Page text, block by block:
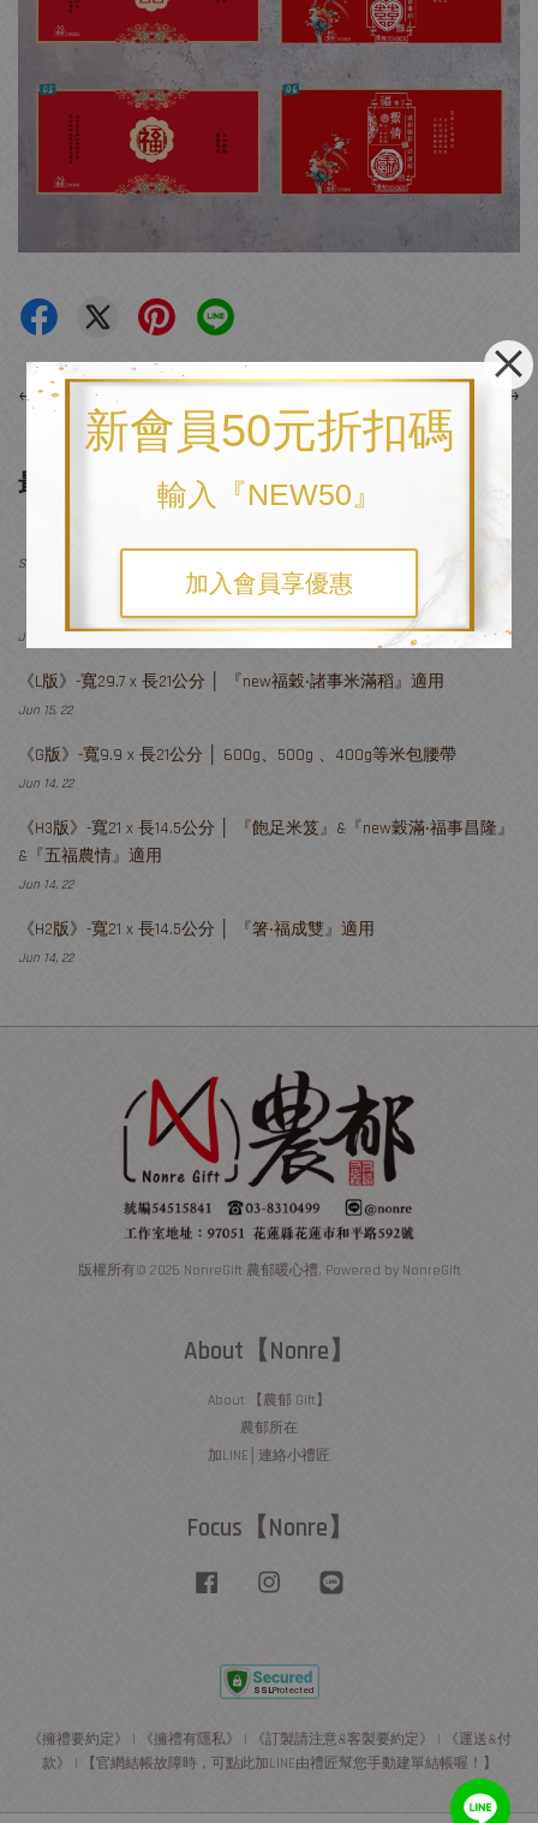
新會員50元折扣碼
輸入『NEW50』
加入會員享優惠
←上一頁 →
最新文章
《F-4版》-寬7 x 長21公分│ 『農庄手札』&『NEW豐溢足食』款適用
Sep 08, 22
Jun 15, 22
《L版》-寬29.7 x 長21公分 │ 『new福穀‧諸事米滿稻』適用
Jun 15, 22
《G版》-寬9.9 x 長21公分 │ 600g、500g 、400g等米包腰帶
Jun 14, 22
《H3版》-寬21 x 長14.5公分 │ 『飽足米笈』&『new穀滿‧福事昌隆』
&『五福農情』適用
Jun 14, 22
《H2版》-寬21 x 長14.5公分 │ 『箸‧福成雙』適用
Jun 14, 22
版權所有© 2026 NonreGift 農郁暖心禮. Powered by NonreGift
About【Nonre】
About 【農郁 Gift】
農郁所在
加LINE│連絡小禮匠
Focus【Nonre】
Facebook Instagram
《擁禮要約定》 | 《擁禮有隱私》 | 《訂製請注意&客製要約定》 |
《運送&付
款》
| 【官網結帳故障時，可點此加LINE由禮匠幫您手動建單結帳喔！】